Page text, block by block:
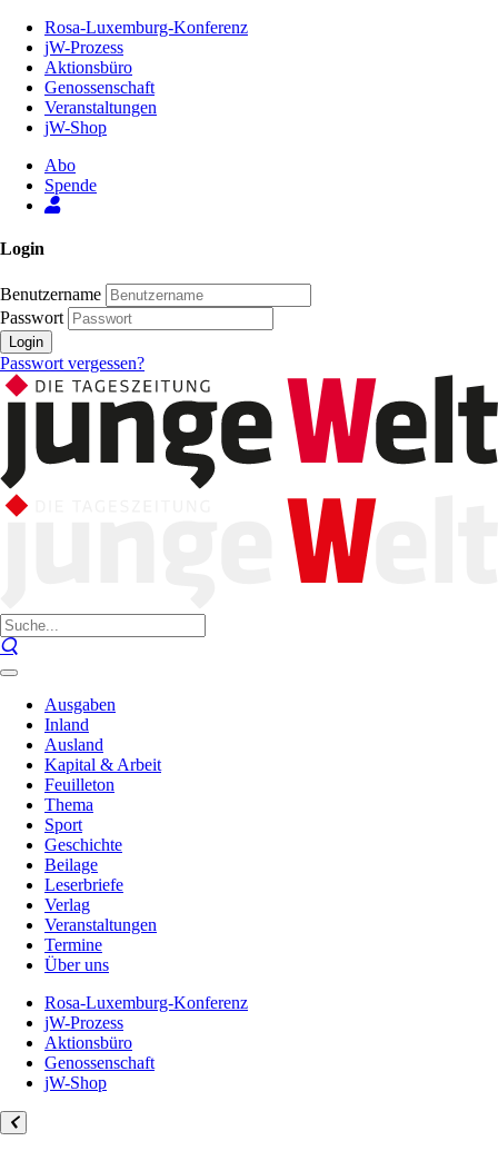
Inhalt
Seite
Rosa-Luxemburg-Konferenz
jW-Prozess
Aktionsbüro
Genossenschaft
Veranstaltungen
jW-Shop
Abo
Spende
Login
Benutzername
Passwort
Login
Passwort vergessen?
Ausgaben
Inland
Ausland
Kapital & Arbeit
Feuilleton
Thema
Sport
Geschichte
Beilage
Leserbriefe
Verlag
Veranstaltungen
Termine
Über uns
Rosa-Luxemburg-Konferenz
jW-Prozess
Aktionsbüro
Genossenschaft
jW-Shop